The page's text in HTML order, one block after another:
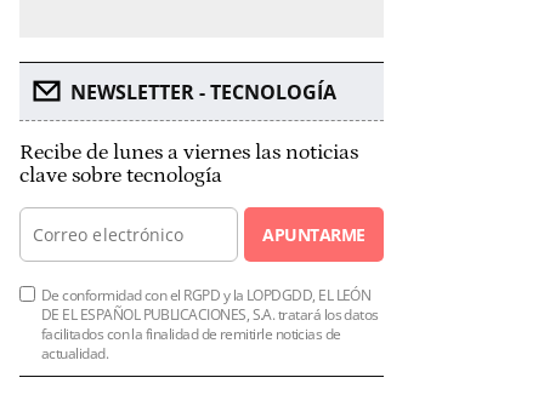
NEWSLETTER - TECNOLOGÍA
Recibe de lunes a viernes las noticias
clave sobre tecnología
APUNTARME
De conformidad con el RGPD y la LOPDGDD, EL LEÓN
DE EL ESPAÑOL PUBLICACIONES, S.A. tratará los datos
facilitados con la finalidad de remitirle noticias de
actualidad.